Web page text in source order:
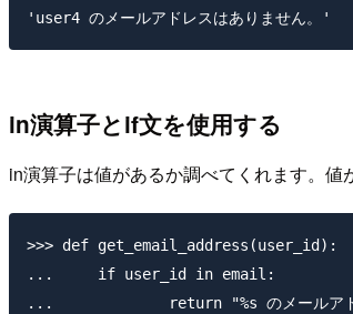
in演算子とif文を使用する
in演算子は値があるか調べてくれます。値
>>> def get_email_address(user_id):
...     if user_id in email:
...             return "%s のメールアド